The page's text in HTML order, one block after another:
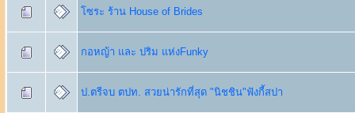
โซระ ร้าน House of Brides
กอหญ้า และ ปริม แห่งFunky
ป.ตรีจบ ตปท. สวยน่ารักที่สุด "นิชชิน"ฟังกี้สปา